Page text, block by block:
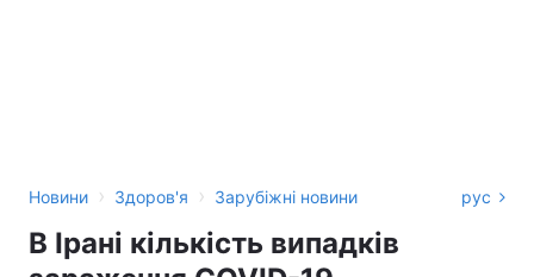
Новини › Здоров'я › Зарубіжні новини рус
В Ірані кількість випадків